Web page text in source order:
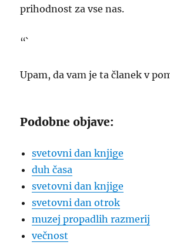
prihodnost za vse nas.
“`
Upam, da vam je ta članek v
Podobne objave:
svetovni dan knjige
duh časa
svetovni dan knjige
svetovni dan otrok
muzej propadlih razmerij
večnost